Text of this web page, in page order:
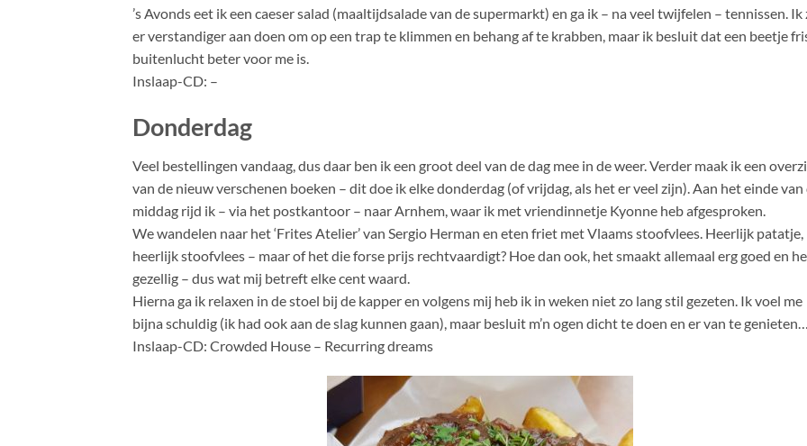
’s Avonds eet ik een caeser salad (maaltijdsalade van de supermarkt) en ga ik – na veel twijfelen – tennissen. Ik
er verstandiger aan doen om op een trap te klimmen en behang af te krabben, maar ik besluit dat een beetje
buitenlucht beter voor me is.
Inslaap-CD: –
Donderdag
Veel bestellingen vandaag, dus daar ben ik een groot deel van de dag mee in de weer. Verder maak ik een
van de nieuw verschenen boeken – dit doe ik elke donderdag (of vrijdag, als het er veel zijn). Aan het einde van
middag rijd ik – via het postkantoor – naar Arnhem, waar ik met vriendinnetje Kyonne heb afgesproken.
We wandelen naar het ‘Frites Atelier’ van Sergio Herman en eten friet met Vlaams stoofvlees. Heerlijk patatje,
heerlijk stoofvlees – maar of het die forse prijs rechtvaardigt? Hoe dan ook, het smaakt allemaal erg goed en
gezellig – dus wat mij betreft elke cent waard.
Hierna ga ik relaxen in de stoel bij de kapper en volgens mij heb ik in weken niet zo lang stil gezeten. Ik voel me
bijna schuldig (ik had ook aan de slag kunnen gaan), maar besluit m’n ogen dicht te doen en er van te genieten…
Inslaap-CD: Crowded House – Recurring dreams